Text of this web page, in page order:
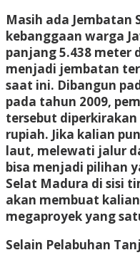
Masih ada Jembatan
kebanggaan warga
panjang 5.438 meter
menjadi jembatan
saat ini. Dibangun
pada tahun 2009,
tersebut
rupiah. Jika kalian
laut, melewati jalur
bisa menjadi pilihan
Selat Madura di sisi
akan membuat
megaproyek yang
Selain Pelabuhan